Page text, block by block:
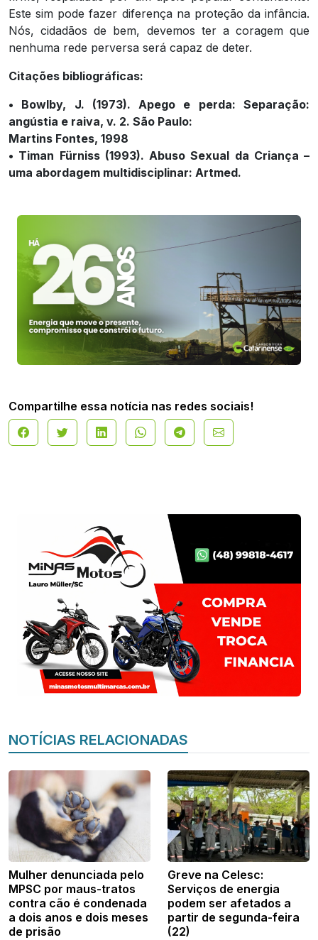
Este sim pode fazer diferença na proteção da infância.
Nós, cidadãos de bem, devemos ter a coragem que
nenhuma rede perversa será capaz de deter.
Citações bibliográficas:
• Bowlby, J. (1973). Apego e perda: Separação:
angústia e raiva, v. 2. São Paulo:
Martins Fontes, 1998
• Timan Fürniss (1993). Abuso Sexual da Criança –
uma abordagem multidisciplinar: Artmed.
Compartilhe essa notícia nas redes sociais!
NOTÍCIAS RELACIONADAS
Mulher denunciada pelo
MPSC por maus-tratos
contra cão é condenada
a dois anos e dois meses
de prisão
Greve na Celesc:
Serviços de energia
podem ser afetados a
partir de segunda-feira
(22)